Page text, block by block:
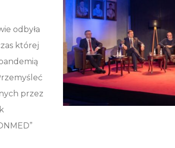
odbyła
której
przez